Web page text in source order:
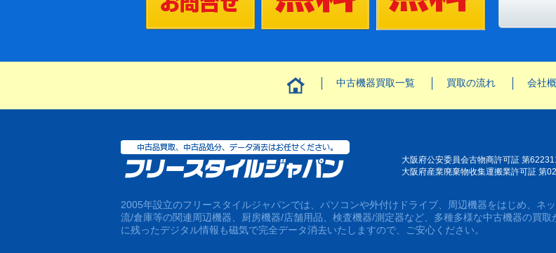
中古機器買取一覧 買取の流れ 会社
大阪府公安委員会古物商許可証 第
大阪府産業廃棄物收集運搬業許可証 第
2005年設立のフリースタイルジャパンでは、パソコンや外付けドライブ、周辺機器をはじめ、ネ
流/倉庫等の関連周辺機器、厨房機器/店舗用品、検査機器/測定器など、多種多様な中古機器の買
に残ったデジタル情報も磁気で完全データ消去いたしますので、ご安心ください。